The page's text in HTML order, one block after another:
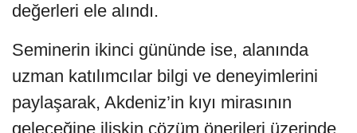
değerleri ele alındı.
Seminerin ikinci gününde ise, alanında
uzman katılımcılar bilgi ve deneyimlerini
paylaşarak, Akdeniz’in kıyı mirasının
geleceğine ilişkin çözüm önerileri üzerinde